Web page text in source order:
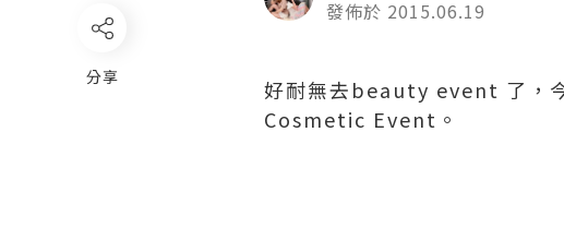
發佈於 2015.06.19
好耐無去beauty event 了，
Cosmetic Event。
分享